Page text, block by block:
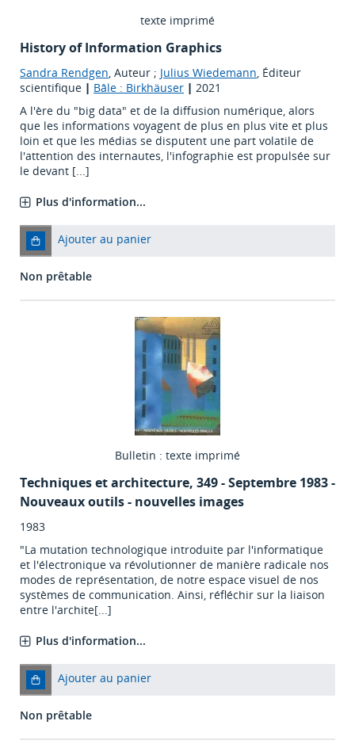
texte imprimé
History of Information Graphics
Sandra Rendgen, Auteur ; Julius Wiedemann, Éditeur
scientifique | Bâle : Birkhäuser | 2021
A l'ère du "big data" et de la diffusion numérique, alors
que les informations voyagent de plus en plus vite et plus
loin et que les médias se disputent une part volatile de
l'attention des internautes, l'infographie est propulsée sur
le devant [...]
Plus d'information...
Ajouter au panier
Non prêtable
Bulletin : texte imprimé
Techniques et architecture, 349 - Septembre 1983 -
Nouveaux outils - nouvelles images
1983
"La mutation technologique introduite par l'informatique
et l'électronique va révolutionner de manière radicale nos
modes de représentation, de notre espace visuel de nos
systèmes de communication. Ainsi, réfléchir sur la liaison
entre l'archite[...]
Plus d'information...
Ajouter au panier
Non prêtable